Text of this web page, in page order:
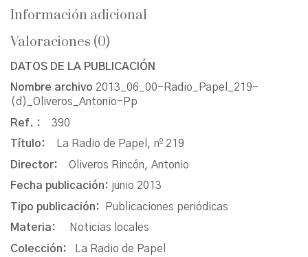
Información adicional
Valoraciones (0)
DATOS DE LA PUBLICACIÓN
Nombre archivo 2013_06_00-Radio_Papel_219-
(d)_Oliveros_Antonio-Pp
Ref. : 390
Título:
La Radio de Papel, nº 219
Director: Oliveros Rincón, Antonio
Fecha publicación: junio 2013
Tipo publicación:
Publicaciones periódicas
Materia:
Noticias locales
Colección:
La Radio de Papel